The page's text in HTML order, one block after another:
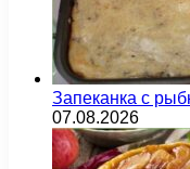
Запеканка с
07.08.2026